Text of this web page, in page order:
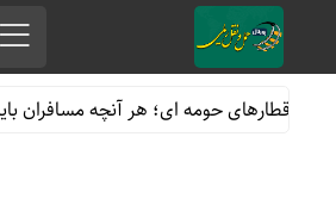
از قطارهای حومه ای؛ هر آنچه مسافران باید